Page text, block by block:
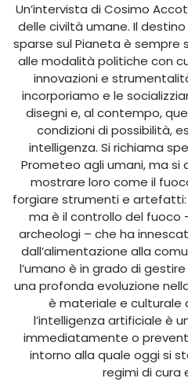
Un’intervista di Cosimo
delle civiltà umane. Il
sparse sul Pianeta è
alle modalità politiche con
innovazioni e
incorporiamo e le
disegni e, al contempo,
condizioni di possibilità,
intelligenza. Si richiama
Prometeo agli umani, ma si
mostrare loro come il
forgiare strumenti e artefatti:
ma è il controllo del fuoco
archeologi – che ha
dall’alimentazione alla
l’umano è in grado di
una profonda evoluzione
è materiale e culturale
l’intelligenza artificiale è
immediatamente o
intorno alla quale oggi si
regimi di cura